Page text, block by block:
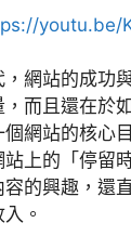
youtu.be/
網站的成功
而且還在於
網站的核心
上的「停留
的興趣，還
。